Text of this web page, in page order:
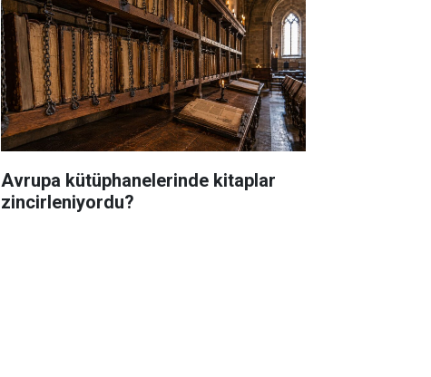
Avrupa kütüphanelerinde kitaplar
zincirleniyordu?